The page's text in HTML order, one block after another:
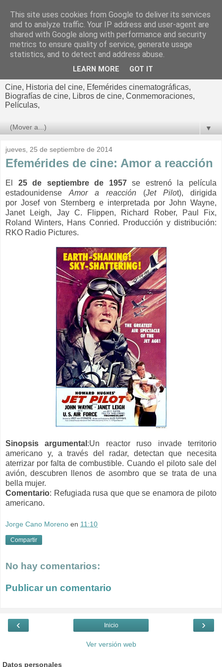
El cultural
cinematográfico de Jorge
Cine, Historia del cine, Efemérides cinematográficas,
Biografías de cine, Libros de cine, Conmemoraciones,
Películas,
▼
jueves, 25 de septiembre de 2014
Efemérides de cine: Amor a reacción
El 25 de septiembre de 1957se estrenó la película
estadounidense Amor a reacción (Jet Pilot), dirigida
por Josef von Sternberg e interpretada por John Wayne,
Janet Leigh, Jay C. Flippen, Richard Rober, Paul Fix,
Roland Winters, Hans Conried. Producción y distribución:
RKO Radio Pictures.
Sinopsis argumental :Un reactor ruso invade territorio
americano y, a través del radar, detectan que necesita
aterrizar por falta de combustible. Cuando el piloto sale del
avión, descubren llenos de asombro que se trata de una
bella mujer.
Comentario: Refugiada rusa que que se enamora de piloto
americano.
Jorge Cano Moreno en 11:10
Compartir
No hay comentarios:
Publicar un comentario
‹ ›
Inicio
Ver versión web
Datos personales
This site uses cookies from Google to deliver its services
and to analyze traffic. Your IP address and user-agent are
shared with Google along with performance and security
metrics to ensure quality of service, generate usage
statistics, and to detect and address abuse.
LEARN MORE GOT IT